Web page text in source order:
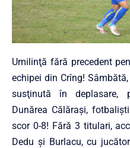
Umilinţă fără precedent
echipei din Crîng!
susţinută în deplasare,
Dunărea Călăraşi,
scor 0-8! Fără 3 titulari,
Dedu şi Burlacu, cu